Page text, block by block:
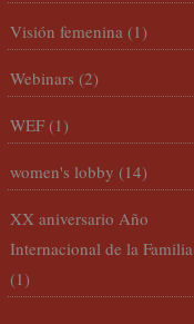
Visión femenina (1)
Webinars (2)
WEF (1)
women's lobby (14)
XX aniversario Año
Internacional de la Familia
(1)